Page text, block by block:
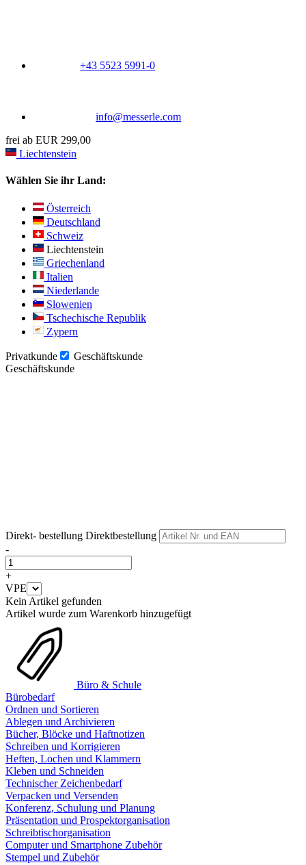
+43 5523 5991-0
info@messerle.com
frei ab EUR 299,00
Liechtenstein
Wählen Sie ihr Land:
Österreich
Deutschland
Schweiz
Liechtenstein
Griechenland
Italien
Niederlande
Slowenien
Tschechische Republik
Zypern
Privatkunde
Geschäftskunde
Geschäftskunde
Direkt- bestellung Direktbestellung
-
+
VPE
Kein Artikel gefunden
Artikel wurde zum Warenkorb hinzugefügt
Büro & Schule
Bürobedarf
Ordnen und Sortieren
Ablegen und Archivieren
Bücher, Blöcke und Haftnotizen
Schreiben und Korrigieren
Heften, Lochen und Klammern
Kleben und Schneiden
Technischer Zeichenbedarf
Verpacken und Versenden
Konferenz, Schulung und Planung
Präsentation und Prospektorganisation
Schreibtischorganisation
Computer und Smartphone Zubehör
Stempel und Zubehör